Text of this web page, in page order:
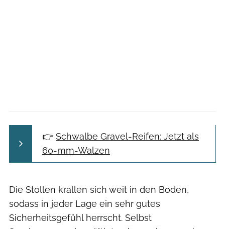
👉 Schwalbe Gravel-Reifen: Jetzt als
60-mm-Walzen
Die Stollen krallen sich weit in den Boden,
sodass in jeder Lage ein sehr gutes
Sicherheitsgefühl herrscht. Selbst